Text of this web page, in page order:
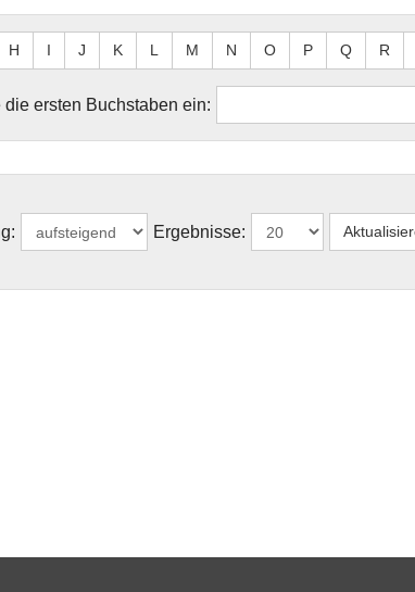
H I J K L M N O P Q R
ersten Buchstaben ein:
Ergebnisse: